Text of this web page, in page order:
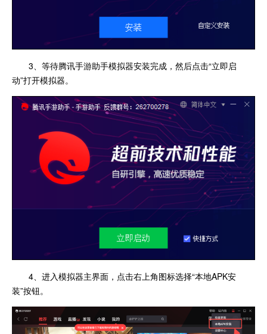
3、等待腾讯手游助手模拟器安装完成，然后点击“立即启
动”打开模拟器。
4、进入模拟器主界面，点击右上角图标选择“本地APK安
装”按钮。